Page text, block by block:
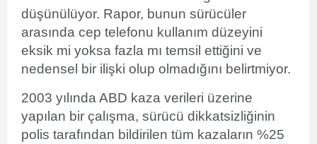
düşünülüyor. Rapor, bunun sürücüler
arasında cep telefonu kullanım düzeyini
eksik mi yoksa fazla mı temsil ettiğini ve
nedensel bir ilişki olup olmadığını belirtmiyor.
2003 yılında ABD kaza verileri üzerine
yapılan bir çalışma, sürücü dikkatsizliğinin
polis tarafından bildirilen tüm kazaların %25